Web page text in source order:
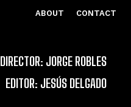
ABOUT CONTACT
DIRECTOR: JORGE ROBLES
EDITOR: JESÚS DELGADO